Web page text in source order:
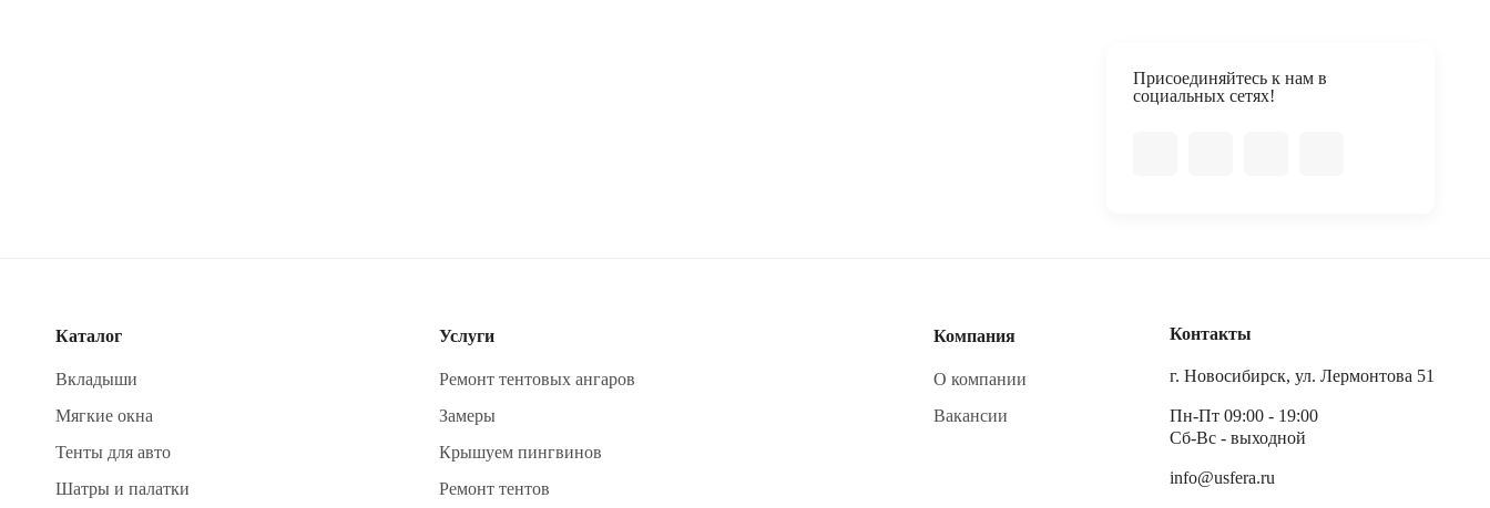
Присоединяйтесь к нам в
социальных сетях!
Каталог
Вкладыши
Мягкие окна
Тенты для авто
Шатры и палатки
Услуги
Ремонт тентовых ангаров
Замеры
Крышуем пингвинов
Ремонт тентов
Компания
О компании
Вакансии
Контакты
г. Новосибирск, ул. Лермонтова 51
Пн-Пт 09:00 - 19:00
Сб-Вс - выходной
info@usfera.ru